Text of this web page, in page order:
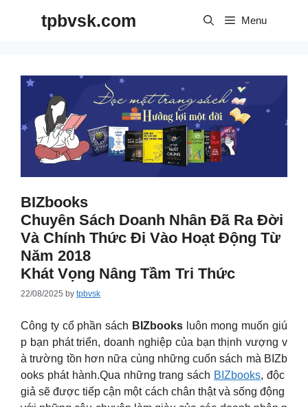
tpbvsk.com Menu
BIZbooks
Chuyên Sách Doanh Nhân Đã Ra Đời
Và Chính Thức Đi Vào Hoạt Động Từ
Năm 2018
Khát Vọng Nâng Tầm Tri Thức
22/08/2025 by tpbvsk
Công ty cổ phần sách BIZbooksluôn mong muốn giú
p bạn phát triển, doanh nghiệp của bạn thịnh vượng v
à trường tồn hơn nữa cùng những cuốn sách mà BIZb
ooks phát hành.Qua những trang sách BIZbooks, độc
giả sẽ được tiếp cận một cách chân thật và sống động